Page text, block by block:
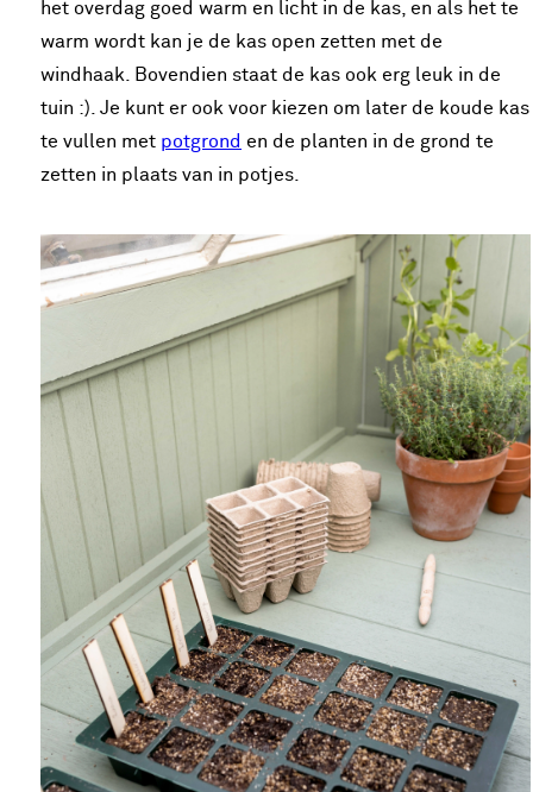
het overdag goed warm en licht in de kas, en als het te
warm wordt kan je de kas open zetten met de
windhaak. Bovendien staat de kas ook erg leuk in de
tuin :). Je kunt er ook voor kiezen om later de koude kas
te vullen met potgrond en de planten in de grond te
zetten in plaats van in potjes.